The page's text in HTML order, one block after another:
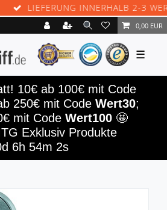
LIEFERUNG INNERHALB 2-3
0,00 EUR
☰
10€ ab 100€ mit Code
250€ mit Code Wert30;
mit Code Wert100 🤩
Exklusiv Produkte
6h 54m 2s